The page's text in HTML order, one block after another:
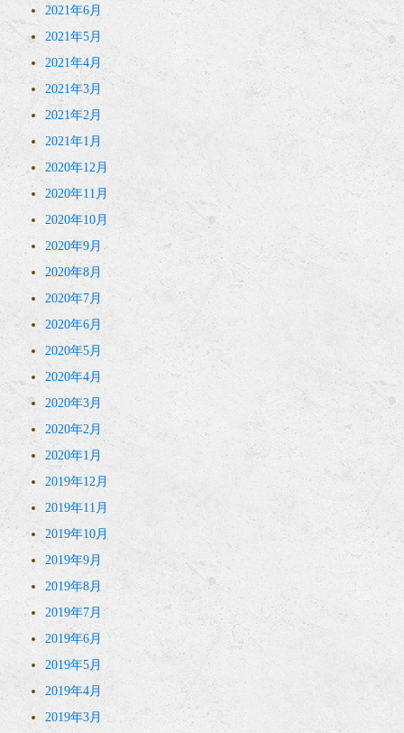
2021年6月
2021年5月
2021年4月
2021年3月
2021年2月
2021年1月
2020年12月
2020年11月
2020年10月
2020年9月
2020年8月
2020年7月
2020年6月
2020年5月
2020年4月
2020年3月
2020年2月
2020年1月
2019年12月
2019年11月
2019年10月
2019年9月
2019年8月
2019年7月
2019年6月
2019年5月
2019年4月
2019年3月